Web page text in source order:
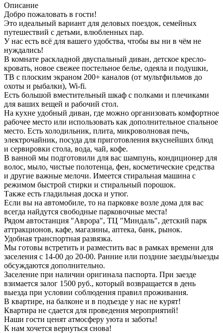
Описание
Добро пожаловать в гости!
Это идеальный вариант для деловых поездок, семейных
путешествий с детьми, влюбленных пар.
У нас есть всё для вашего удобства, чтобы вы ни в чём не
нуждались!
В комнате раскладной двуспальный диван, детское кресло-
кровать, новое свежее постельное белье, одеяла и подушки,
ТВ с плоским экраном 200+ каналов (от мультфильмов до
охоты и рыбалки), Wi-fi.
Есть большой вместительный шкаф с полками и плечиками
для ваших вещей и рабочий стол.
На кухне удобный диван, где можно организовать комфортное
рабочее место или использовать как дополнительное спальное
место. Есть холодильник, плита, микроволновая печь,
электрочайник, посуда для приготовления вкуснейших блюд
и сервировки стола, вода, чай, кофе.
В ванной мы подготовили для вас шампунь, кондиционер для
волос, мыло, чистые полотенца, фен, косметические средства
и другие важные мелочи. Имеется стиральная машина с
режимом быстрой стирки и стиральный порошок.
Также есть гладильная доска и утюг.
Если вы на автомобиле, то на парковке возле дома для вас
всегда найдутся свободные парковочные места!
Рядом автостанция "Аврора", ТЦ "Миндаль", детский парк
аттракционов, кафе, магазины, аптека, банк, рынок.
Удобная транспортная развязка.
Мы готовы встретить и разместить вас в рамках времени для
заселения с 14-00 до 20-00. Ранние или поздние заезды/выезды
обсуждаются дополнительно.
Заселение при наличии оригинала паспорта. При заезде
взимается залог 1500 руб., который возвращается в день
выезда при условии соблюдения правил проживания.
В квартире, на балконе и в подъезде у нас не курят!
Квартира не сдается для проведения мероприятий!
Наши гости ценят атмосферу уюта и заботы!
К нам хочется вернуться снова!